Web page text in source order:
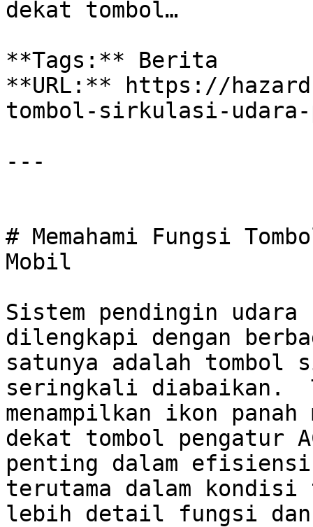
dekat tombol…
**Tags:** Berita
**URL:** https://
tombol-sirkulasi-udara-
---
# Memahami Fungsi
Mobil
Sistem pendingin udara
dilengkapi dengan
satunya adalah tombol
seringkali diabaikan.
menampilkan ikon
dekat tombol pengatur
penting dalam efisiensi
terutama dalam
lebih detail fungsi